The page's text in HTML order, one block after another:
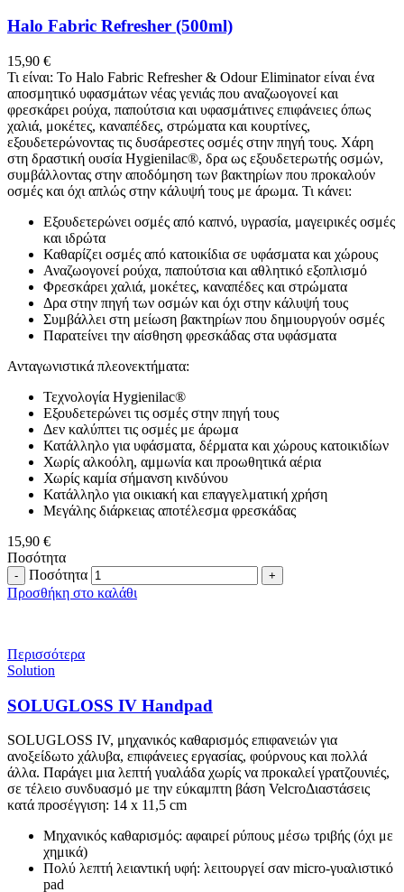
Halo Fabric Refresher (500ml)
15,90 €
Τι είναι: Το Halo Fabric Refresher & Odour Eliminator είναι ένα
αποσμητικό υφασμάτων νέας γενιάς που αναζωογονεί και
φρεσκάρει ρούχα, παπούτσια και υφασμάτινες επιφάνειες όπως
χαλιά, μοκέτες, καναπέδες, στρώματα και κουρτίνες,
εξουδετερώνοντας τις δυσάρεστες οσμές στην πηγή τους. Χάρη
στη δραστική ουσία Hygienilac®, δρα ως εξουδετερωτής οσμών,
συμβάλλοντας στην αποδόμηση των βακτηρίων που προκαλούν
οσμές και όχι απλώς στην κάλυψή τους με άρωμα. Τι κάνει:
Εξουδετερώνει οσμές από καπνό, υγρασία, μαγειρικές οσμές
και ιδρώτα
Καθαρίζει οσμές από κατοικίδια σε υφάσματα και χώρους
Αναζωογονεί ρούχα, παπούτσια και αθλητικό εξοπλισμό
Φρεσκάρει χαλιά, μοκέτες, καναπέδες και στρώματα
Δρα στην πηγή των οσμών και όχι στην κάλυψή τους
Συμβάλλει στη μείωση βακτηρίων που δημιουργούν οσμές
Παρατείνει την αίσθηση φρεσκάδας στα υφάσματα
Ανταγωνιστικά πλεονεκτήματα:
Τεχνολογία Hygienilac®
Εξουδετερώνει τις οσμές στην πηγή τους
Δεν καλύπτει τις οσμές με άρωμα
Κατάλληλο για υφάσματα, δέρματα και χώρους κατοικιδίων
Χωρίς αλκοόλη, αμμωνία και προωθητικά αέρια
Χωρίς καμία σήμανση κινδύνου
Κατάλληλο για οικιακή και επαγγελματική χρήση
Μεγάλης διάρκειας αποτέλεσμα φρεσκάδας
15,90 €
Ποσότητα
Ποσότητα
Προσθήκη στο καλάθι
Περισσότερα
Solution
SOLUGLOSS IV Handpad
SOLUGLOSS IV, μηχανικός καθαρισμός επιφανειών για
ανοξείδωτο χάλυβα, επιφάνειες εργασίας, φούρνους και πολλά
άλλα. Παράγει μια λεπτή γυαλάδα χωρίς να προκαλεί γρατζουνιές,
σε τέλειο συνδυασμό με την εύκαμπτη βάση VelcroΔιαστάσεις
κατά προσέγγιση: 14 x 11,5 cm
Μηχανικός καθαρισμός: αφαιρεί ρύπους μέσω τριβής (όχι με
χημικά)
Πολύ λεπτή λειαντική υφή: λειτουργεί σαν micro-γυαλιστικό
pad